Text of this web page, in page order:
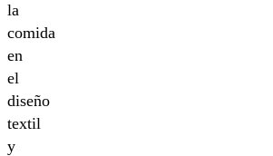
la
comida
en
el
diseño
textil
y